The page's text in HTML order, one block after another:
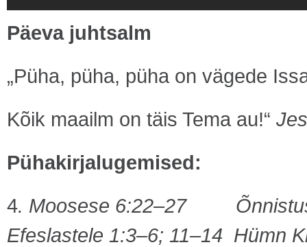
Päeva juhtsalm
„Püha, püha, püha on vägede
Kõik maailm on täis Tema au!“
Pühakirjalugemised:
4. Moosese 6:22–27
Efeslastele 1:3–6; 11–14 Hümn